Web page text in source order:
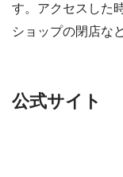
す。アクセスした
ショップの閉店な
公式サイト